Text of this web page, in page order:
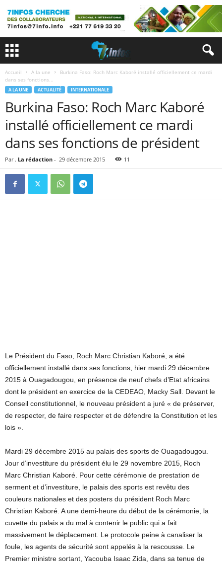
Accueil A la une
Burkina Faso: Roch Marc Kaboré installé officiellement ce mardi
dans ses fonctions...
A LA UNE ACTUALITÉ INTERNATIONALE
Burkina Faso: Roch Marc Kaboré
installé officiellement ce mardi
dans ses fonctions de président
Par . La rédaction - 29 décembre 2015 11
Le Président du Faso, Roch Marc Christian Kaboré, a été
officiellement installé dans ses fonctions, hier mardi 29 décembre
2015 à Ouagadougou, en présence de neuf chefs d’Etat africains
dont le président en exercice de la CEDEAO, Macky Sall. Devant le
Conseil constitutionnel, le nouveau président a juré « de préserver,
de respecter, de faire respecter et de défendre la Constitution et les
lois ».
Mardi 29 décembre 2015 au palais des sports de Ouagadougou.
Jour d’investiture du président élu le 29 novembre 2015, Roch
Marc Christian Kaboré. Pour cette cérémonie de prestation de
serment et d’investiture, le palais des sports est revêtu des
couleurs nationales et des posters du président Roch Marc
Christian Kaboré. A une demi-heure du début de la cérémonie, la
cuvette du palais a du mal à contenir le public qui a fait
massivement le déplacement. Le protocole peine à canaliser la
foule, les agents de sécurité sont appelés à la rescousse. Le
Premier ministre sortant, Yacouba Isaac Zida, dans sa tenue de